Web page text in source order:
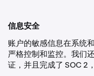
信息安全
账户的敏感信息在系统
严格控制和监控。我们
证，并且完成了 SOC 2